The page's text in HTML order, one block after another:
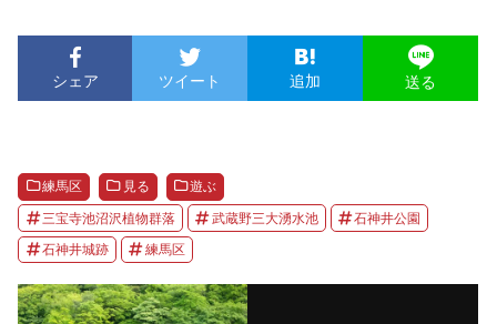
シェア ツイート 追加 送る
練馬区 見る 遊ぶ
三宝寺池沼沢植物群落 武蔵野三大湧水池 石神井公園
石神井城跡 練馬区